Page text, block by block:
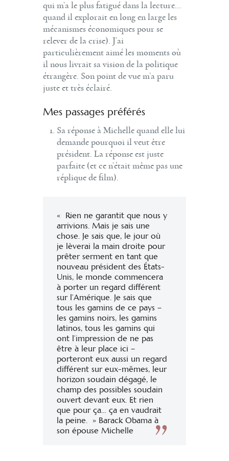
qui m’a le plus fatigué dans la lecture…
quand il explorait en long en large les
mécanismes économiques pour se
relever de la crise). J’ai
particulièrement aimé les moments où
il nous livrait sa vision de la politique
étrangère. Son point de vue m’a paru
juste et très éclairé.
Mes passages préférés
Sa réponse à Michelle quand elle lui
demande pourquoi il veut être
président. La réponse est juste
parfaite (et ce n’était même pas une
réplique de film).
« Rien ne garantit que nous y
arrivions. Mais je sais une
chose. Je sais que, le jour où
je lèverai la main droite pour
prêter serment en tant que
nouveau président des États-
Unis, le monde commencera
à porter un regard différent
sur l’Amérique. Je sais que
tous les gamins de ce pays –
les gamins noirs, les gamins
latinos, tous les gamins qui
ont l’impression de ne pas
être à leur place ici –
porteront eux aussi un regard
différent sur eux-mêmes, leur
horizon soudain dégagé, le
champ des possibles soudain
ouvert devant eux. Et rien
que pour ça… ça en vaudrait
la peine. » Barack Obama à
son épouse Michelle